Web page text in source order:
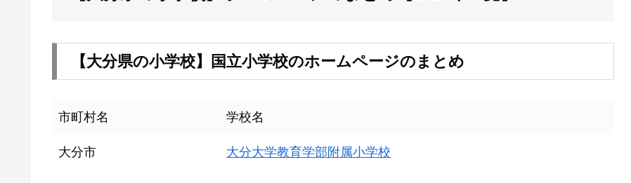
【大分県の小学校】国立小学校のホームページのまとめ
市町村名 学校名
大分市 大分大学教育学部附属小学校